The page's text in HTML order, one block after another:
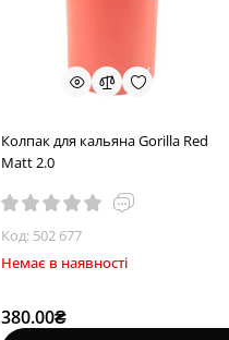
Колпак для кальяна Gorilla Red
Matt 2.0
Код: 502 677
Немає в наявності
380.00₴